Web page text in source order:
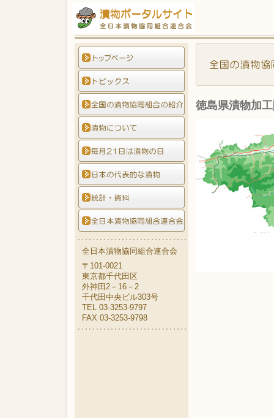
全日本漬物協同組合連合会
〒101-0021
東京都千代田区
外神田2－16－2
千代田中央ビル303号
TEL 03-3253-9797
FAX 03-3253-9798
徳島県漬物加